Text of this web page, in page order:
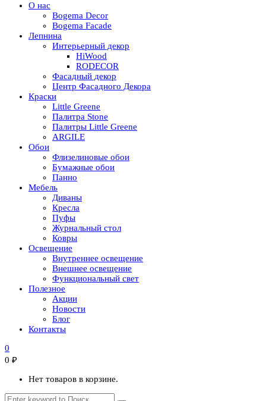
О нас
Bogema Decor
Bogema Facade
Лепнина
Интерьерный декор
HiWood
RODECOR
Фасадный декор
Центр Фасадного Декора
Краски
Little Greene
Палитра Stone
Палитры Little Greene
ARGILE
Обои
Флизелиновые обои
Бумажные обои
Панно
Мебель
Диваны
Кресла
Пуфы
Журнальный стол
Ковры
Освещение
Внутреннее освещение
Внешнее освещение
Функциональный свет
Полезное
Акции
Новости
Блог
Контакты
0
0 ₽
Нет товаров в корзине.